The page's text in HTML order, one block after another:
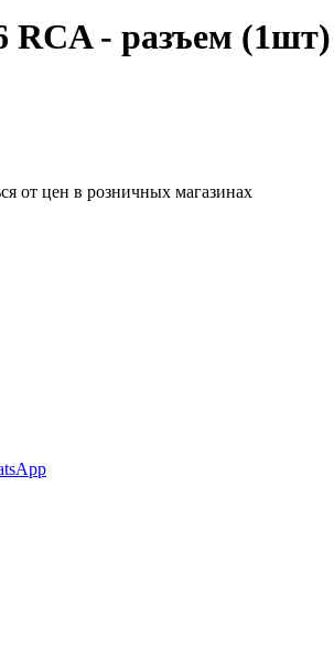
RCA - разъем (1шт)
от цен в розничных магазинах